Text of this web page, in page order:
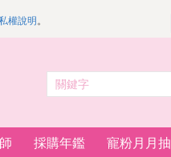
權說明 。
採購年鑑 寵粉月月抽